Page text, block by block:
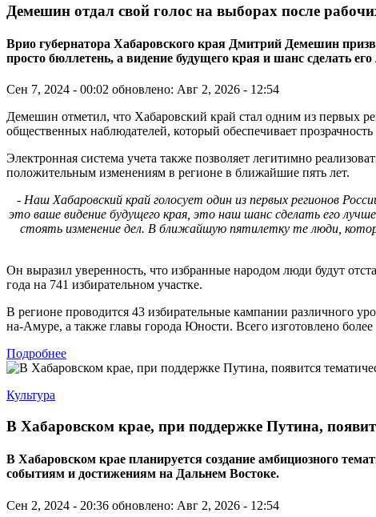
Демешин отдал свой голос на выборах после
Врио губернатора Хабаровского края Дмитрий Демешин
просто бюллетень, а видение будущего края и шанс сделать
Сен 7, 2024 - 00:02 обновлено: Авг 2, 2026 - 12:54
Демешин отметил, что Хабаровский край стал одним из первых
общественных наблюдателей, который обеспечивает
Электронная система учета также позволяет легитимно
положительным изменениям в регионе в ближайшие пять лет.
- Наш Хабаровский край голосует один из первых регионов
это ваше видение будущего края, это наш шанс сделать его
стоять изменение дел. В ближайшую пятилетку те люди,
Он выразил уверенность, что избранные народом люди будут
года на 741 избирательном участке.
В регионе проводится 43 избирательные кампании различного
на-Амуре, а также главы города Юности. Всего изготовлено
Подробнее
Культура
В Хабаровском крае, при поддержке Путина,
В Хабаровском крае планируется создание амбициозного
событиям и достижениям на Дальнем Востоке.
Сен 2, 2024 - 20:36 обновлено: Авг 2, 2026 - 12:54